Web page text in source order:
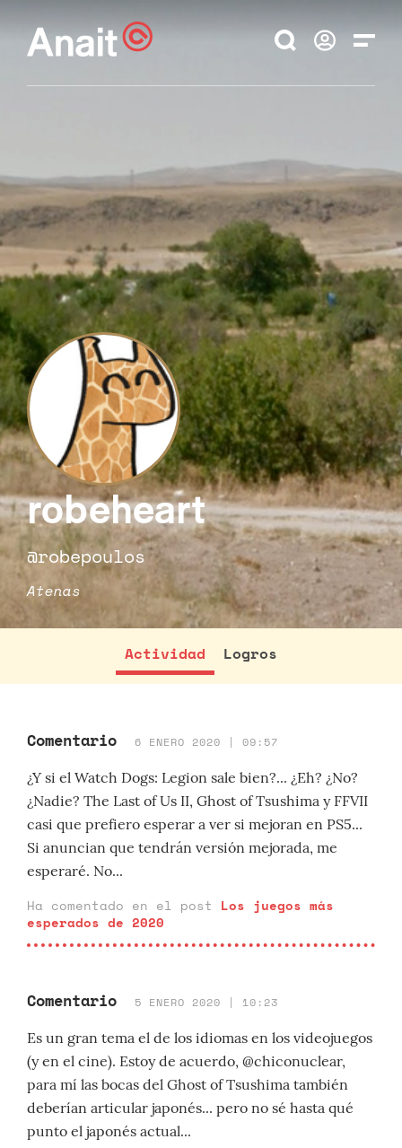
robeheart
@robepoulos
Atenas
Actividad Logros
Comentario 6 ENERO 2020 | 09:57
¿Y si el Watch Dogs: Legion sale bien?... ¿Eh? ¿No?
¿Nadie? The Last of Us II, Ghost of Tsushima y FFVII
casi que prefiero esperar a ver si mejoran en PS5...
Si anuncian que tendrán versión mejorada, me
esperaré. No...
Ha comentado en el post Los juegos más
esperados de 2020
Comentario 5 ENERO 2020 | 10:23
Es un gran tema el de los idiomas en los videojuegos
(y en el cine). Estoy de acuerdo, @chiconuclear,
para mí las bocas del Ghost of Tsushima también
deberían articular japonés... pero no sé hasta qué
punto el japonés actual...